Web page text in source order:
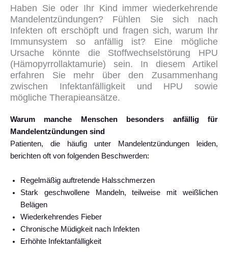
Haben Sie oder Ihr Kind immer wiederkehrende
Mandelentzündungen? Fühlen Sie sich nach
Infekten oft erschöpft und fragen sich, warum Ihr
Immunsystem so anfällig ist? Eine mögliche
Ursache könnte die Stoffwechselstörung HPU
(Hämopyrrollaktamurie) sein. In diesem Artikel
erfahren Sie mehr über den Zusammenhang
zwischen Infektanfälligkeit und HPU sowie
mögliche Therapieansätze.
Warum manche Menschen besonders anfällig für
Mandelentzündungen sind
Patienten, die häufig unter Mandelentzündungen leiden,
berichten oft von folgenden Beschwerden:
Regelmäßig auftretende Halsschmerzen
Stark geschwollene Mandeln, teilweise mit weißlichen
Belägen
Wiederkehrendes Fieber
Chronische Müdigkeit nach Infekten
Erhöhte Infektanfälligkeit